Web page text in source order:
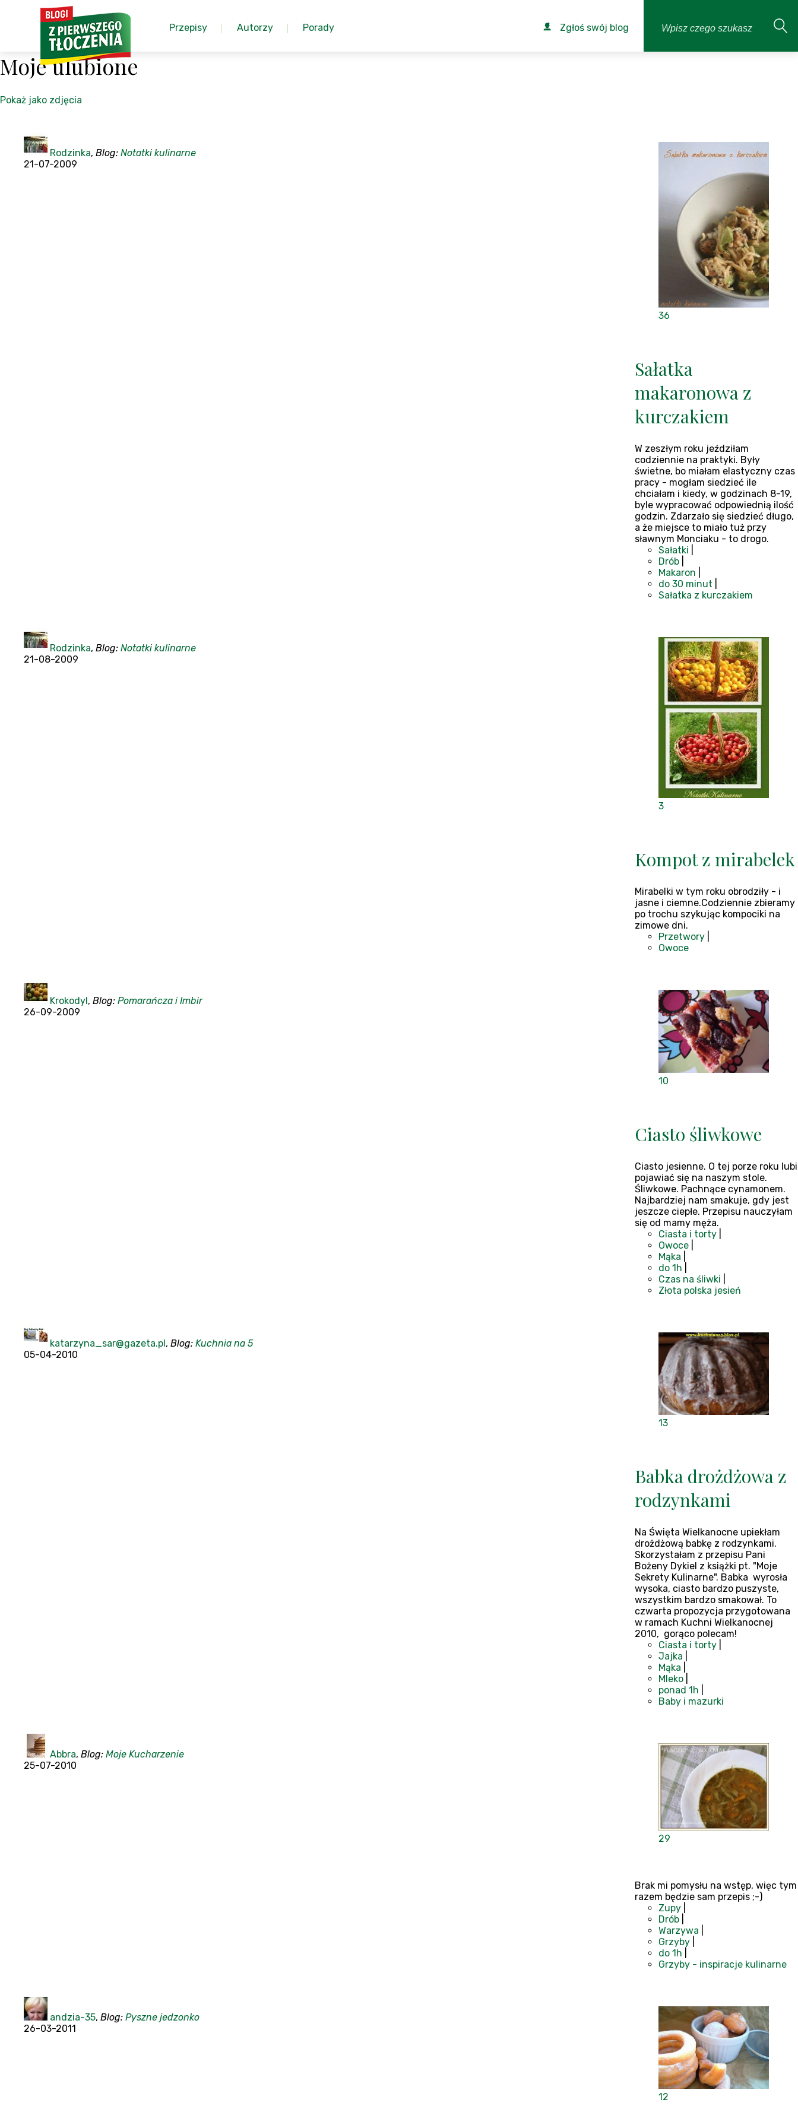
Przepisy Autorzy Porady Zgłoś swój blog
Moje ulubione
Pokaż jako zdjęcia
Rodzinka, Blog: Notatki kulinarne
21-07-2009
36
Sałatka
makaronowa z
kurczakiem
W zeszłym roku jeździłam
codziennie na praktyki. Były
świetne, bo miałam elastyczny czas
pracy - mogłam siedzieć ile
chciałam i kiedy, w godzinach 8-19,
byle wypracować odpowiednią ilość
godzin. Zdarzało się siedzieć długo,
a że miejsce to miało tuż przy
sławnym Monciaku - to drogo.
Sałatki
Drób
Makaron
do 30 minut
Sałatka z kurczakiem
Rodzinka, Blog: Notatki kulinarne
21-08-2009
3
Kompot z mirabelek
Mirabelki w tym roku obrodziły - i
jasne i ciemne.Codziennie zbieramy
po trochu szykując kompociki na
zimowe dni.
Przetwory
Owoce
Krokodyl , Blog: Pomarańcza i Imbir
26-09-2009
10
Ciasto śliwkowe
Ciasto jesienne. O tej porze roku lubi
pojawiać się na naszym stole.
Śliwkowe. Pachnące cynamonem.
Najbardziej nam smakuje, gdy jest
jeszcze ciepłe. Przepisu nauczyłam
się od mamy męża.
Ciasta i torty
Owoce
Mąka
do 1h
Czas na śliwki
Złota polska jesień
katarzyna_sar@gazeta.pl, Blog: Kuchnia na 5
05-04-2010
13
Babka drożdżowa z
rodzynkami
Na Święta Wielkanocne upiekłam
drożdżową babkę z rodzynkami.
Skorzystałam z przepisu Pani
Bożeny Dykiel z książki pt. "Moje
Sekrety Kulinarne". Babka wyrosła
wysoka, ciasto bardzo puszyste,
wszystkim bardzo smakował. To
czwarta propozycja przygotowana
w ramach Kuchni Wielkanocnej
2010, gorąco polecam!
Ciasta i torty
Jajka
Mąka
Mleko
ponad 1h
Baby i mazurki
Abbra, Blog: Moje Kucharzenie
25-07-2010
29
Brak mi pomysłu na wstęp, więc tym
razem będzie sam przepis ;-)
Zupy
Drób
Warzywa
Grzyby
do 1h
Grzyby - inspiracje kulinarne
andzia-35, Blog: Pyszne jedzonko
26-03-2011
12